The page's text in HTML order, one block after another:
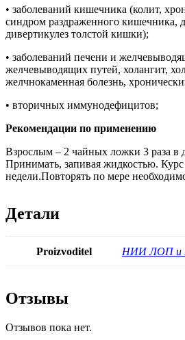
• заболеваний кишечника (колит,
синдром раздраженного кишечника,
дивертикулез толстой кишки);
• заболеваний печени и
желчевыводящих путей, холангит,
желчнокаменная болезнь,
• вторичных иммунодефицитов;
Рекомендации по применению
Взрослым – 2 чайных ложки 3 раза в
Принимать, запивая жидкостью.
недели.Повторять по мере
Детали
Proizvoditel НИИ ЛОП и
Отзывы
Отзывов пока нет.